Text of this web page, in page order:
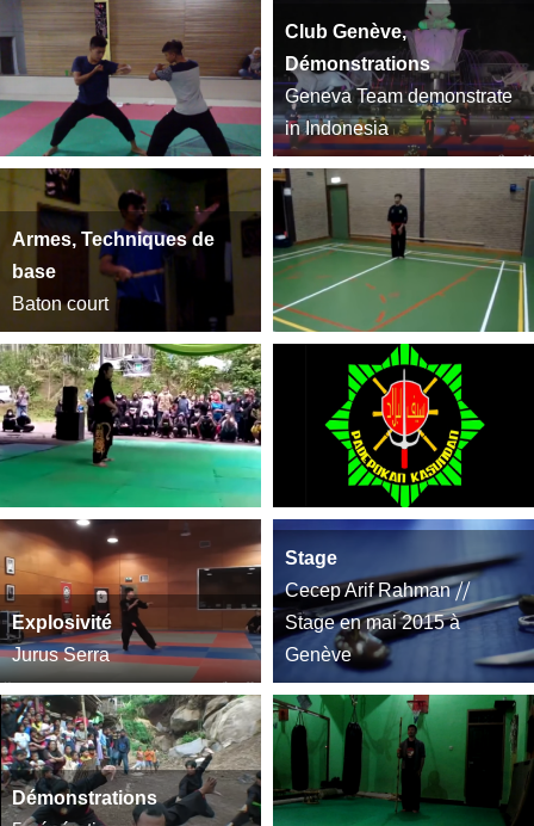
Club Genève,
Démonstrations
Geneva Team demonstrate
in Indonesia
Armes, Techniques de
base
Baton court
Explosivité
Jurus Serra
Stage
Cecep Arif Rahman ⧸⧸
Stage en mai 2015 à
Genève
Démonstrations